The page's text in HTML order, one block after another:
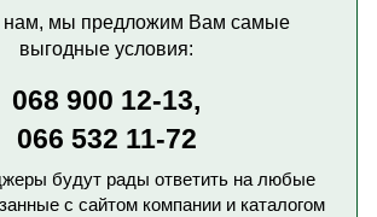
нам, мы предложим Вам самые
выгодные условия:
068 900 12-13,
066 532 11-72
будут рады ответить на любые
с сайтом компании и каталогом